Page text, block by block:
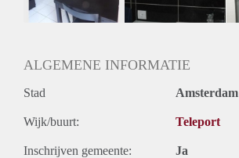
ALGEMENE INFORMATIE
Stad Amsterdam
Wijk/buurt: Teleport
Inschrijven gemeente: Ja